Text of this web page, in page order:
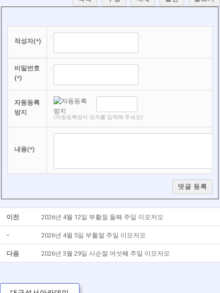
작성자(*)
비밀번호
(*)
자동등록
방지
(자동등록방지 숫자를 입력해 주세요)
내용(*)
댓글 등록
이전 2026년 4월 12일 부활절 둘째 주일 이모저모
- 2026년 4월 5일 부활절 주일 이모저모
다음 2026년 3월 29일 사순절 여섯째 주일 이모저모